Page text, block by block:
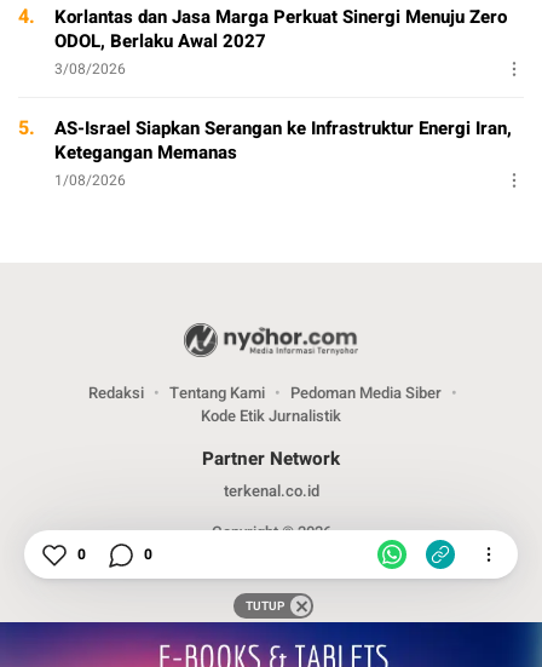
4.
Korlantas dan Jasa Marga Perkuat Sinergi Menuju Zero
ODOL, Berlaku Awal 2027
3/08/2026
5.
AS-Israel Siapkan Serangan ke Infrastruktur Energi Iran,
Ketegangan Memanas
1/08/2026
Redaksi Tentang Kami
Pedoman Media Siber
Kode Etik Jurnalistik
Partner Network
terkenal.co.id
Copyright © 2026
0 0
TUTUP